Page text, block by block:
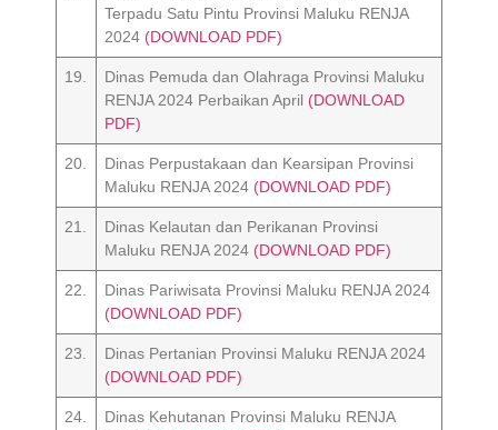
Terpadu Satu Pintu Provinsi Maluku RENJA
2024 (DOWNLOAD PDF)
19.
Dinas Pemuda dan Olahraga Provinsi Maluku
RENJA 2024 Perbaikan April (DOWNLOAD
PDF)
20.
Dinas Perpustakaan dan Kearsipan Provinsi
Maluku RENJA 2024 (DOWNLOAD PDF)
21.
Dinas Kelautan dan Perikanan Provinsi
Maluku RENJA 2024 (DOWNLOAD PDF)
22.
Dinas Pariwisata Provinsi Maluku RENJA 2024
(DOWNLOAD PDF)
23.
Dinas Pertanian Provinsi Maluku RENJA 2024
(DOWNLOAD PDF)
24.
Dinas Kehutanan Provinsi Maluku RENJA